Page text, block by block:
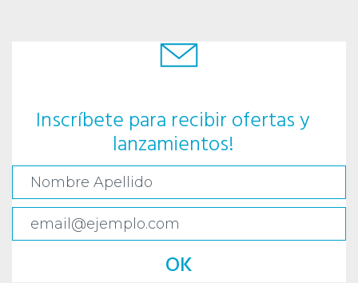
Inscríbete para recibir ofertas y
lanzamientos!
OK